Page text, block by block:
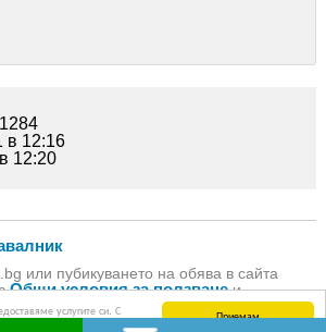
Приемам
услугите си. С
че можем да
в 12:16
12:20
или пубикуването на обява в сайта
Общи условия за ползванеи
даннина lot.bg